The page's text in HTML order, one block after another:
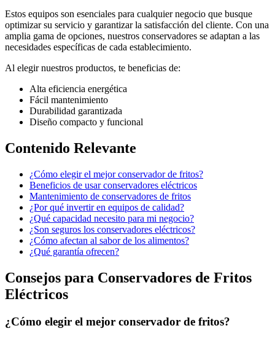
Estos equipos son esenciales para cualquier negocio que busque
optimizar su servicio y garantizar la satisfacción del cliente. Con una
amplia gama de opciones, nuestros conservadores se adaptan a las
necesidades específicas de cada establecimiento.
Al elegir nuestros productos, te beneficias de:
Alta eficiencia energética
Fácil mantenimiento
Durabilidad garantizada
Diseño compacto y funcional
Contenido Relevante
¿Cómo elegir el mejor conservador de fritos?
Beneficios de usar conservadores eléctricos
Mantenimiento de conservadores de fritos
¿Por qué invertir en equipos de calidad?
¿Qué capacidad necesito para mi negocio?
¿Son seguros los conservadores eléctricos?
¿Cómo afectan al sabor de los alimentos?
¿Qué garantía ofrecen?
Consejos para Conservadores de Fritos
Eléctricos
¿Cómo elegir el mejor conservador de fritos?